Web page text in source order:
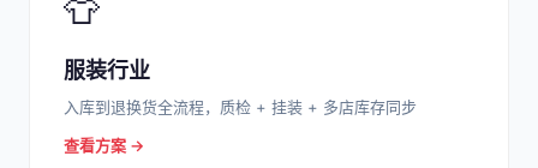
👕
服装行业
入库到退换货全流程，质检 + 挂装 + 多店库存同步
查看方案 →